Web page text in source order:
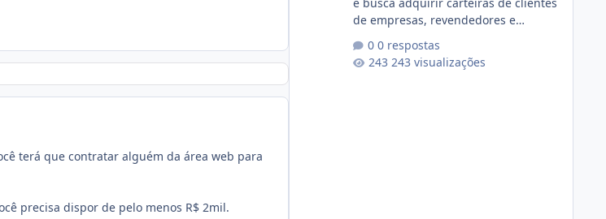
terá que contratar alguém da área web para
precisa dispor de pelo menos R$ 2mil.
de empresas, revendedores e
suas atividades ou reduzir sua
operação. Se você possui clientes
0 respostas
243 visualizações